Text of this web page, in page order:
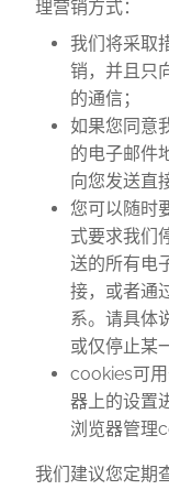
理营销方式：
我们将采取
销，并且只
的通信；
如果您同意
的电子邮件
向您发送直
您可以随时
式要求我们
送的所有电
接，或者通
系。请具体
或仅停止某
cookies可
器上的设置
浏览器管理
我们建议您定期